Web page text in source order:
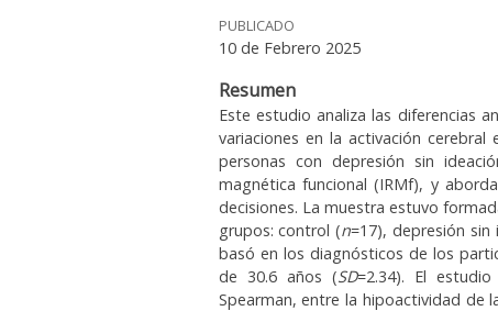
PUBLICADO
10 de Febrero 2025
Resumen
Este estudio analiza las diferencias
variaciones en la activación
personas con depresión sin
magnética funcional (IRMf), y
decisiones. La muestra estuvo
grupos: control (n=17), depresión sin
basó en los diagnósticos de los
de 30.6 años (SD=2.34). El
Spearman, entre la hipoactividad de